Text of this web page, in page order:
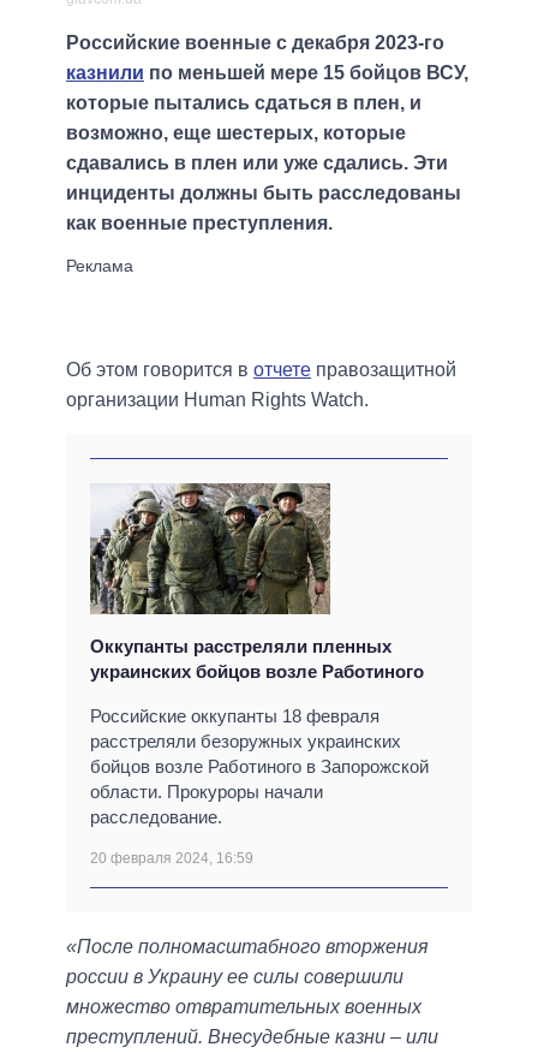
Российские военные с декабря 2023-го
казнили по меньшей мере 15 бойцов ВСУ,
которые пытались сдаться в плен, и
возможно, еще шестерых, которые
сдавались в плен или уже сдались. Эти
инциденты должны быть расследованы
как военные преступления.
Об этом говорится в отчете правозащитной
организации Human Rights Watch.
Оккупанты расстреляли пленных
украинских бойцов возле Работиного
Российские оккупанты 18 февраля
расстреляли безоружных украинских
бойцов возле Работиного в Запорожской
области. Прокуроры начали
расследование.
20 февраля 2024, 16:59
«После полномасштабного вторжения
россии в Украину ее силы совершили
множество отвратительных военных
преступлений. Внесудебные казни – или